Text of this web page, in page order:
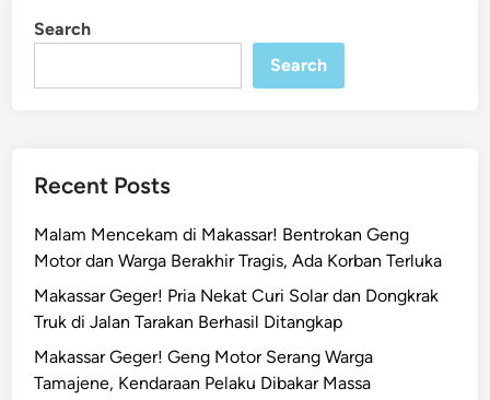
Search
Search
Recent Posts
Malam Mencekam di Makassar! Bentrokan Geng
Motor dan Warga Berakhir Tragis, Ada Korban Terluka
Makassar Geger! Pria Nekat Curi Solar dan Dongkrak
Truk di Jalan Tarakan Berhasil Ditangkap
Makassar Geger! Geng Motor Serang Warga
Tamajene, Kendaraan Pelaku Dibakar Massa